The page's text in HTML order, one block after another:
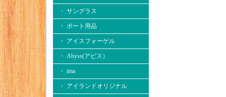
・ サングラス
・ ボート用品
・ アイスフォーゲル
・ Abyss(アビス）
・ ima
・ アイランドオリジナル